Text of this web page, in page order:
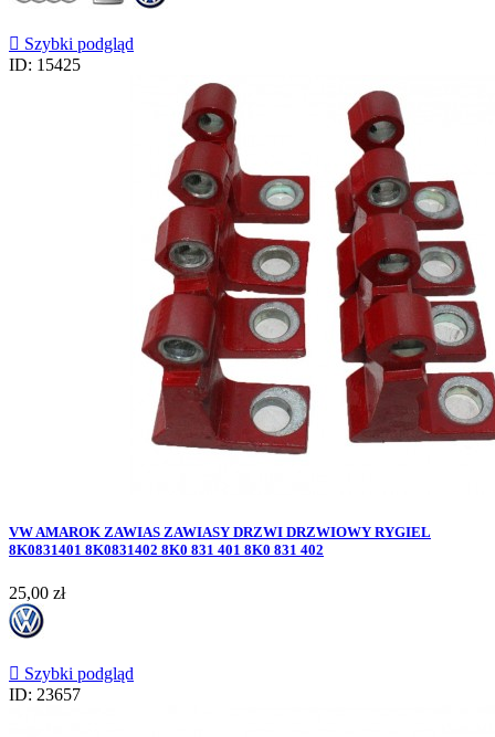
 Szybki podgląd
ID: 15425
VW AMAROK ZAWIAS ZAWIASY DRZWI DRZWIOWY RYGIEL
8K0831401 8K0831402 8K0 831 401 8K0 831 402
Cena
25,00 zł
 Szybki podgląd
ID: 23657